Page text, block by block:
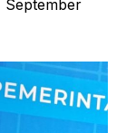
September